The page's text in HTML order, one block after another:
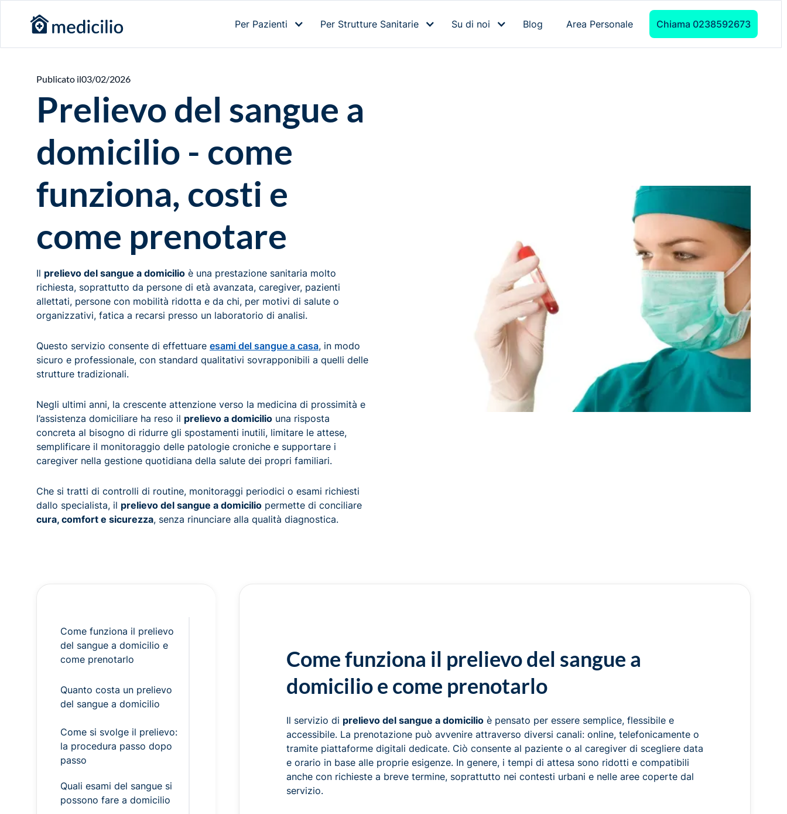
Per Pazienti Per Strutture Sanitarie Su di noi Blog Area Personale Chiama 0238592673
Publicato il03/02/2026
Prelievo del sangue a
domicilio - come
funziona, costi e
come prenotare
Il prelievo del sangue a domicilio è una prestazione sanitaria molto
richiesta, soprattutto da persone di età avanzata, caregiver, pazienti
allettati, persone con mobilità ridotta e da chi, per motivi di salute o
organizzativi, fatica a recarsi presso un laboratorio di analisi.
Questo servizio consente di effettuare esami del sangue a casa, in modo
sicuro e professionale, con standard qualitativi sovrapponibili a quelli delle
strutture tradizionali.
Negli ultimi anni, la crescente attenzione verso la medicina di prossimità e
l’assistenza domiciliare ha reso il prelievo a domicilio una risposta
concreta al bisogno di ridurre gli spostamenti inutili, limitare le attese,
semplificare il monitoraggio delle patologie croniche e supportare i
caregiver nella gestione quotidiana della salute dei propri familiari.
Che si tratti di controlli di routine, monitoraggi periodici o esami richiesti
dallo specialista, il prelievo del sangue a domicilio permette di conciliare
cura, comfort e sicurezza, senza rinunciare alla qualità diagnostica.
Come funziona il prelievo
del sangue a domicilio e
come prenotarlo
Quanto costa un prelievo
del sangue a domicilio
Come si svolge il prelievo:
la procedura passo dopo
passo
Quali esami del sangue si
possono fare a domicilio
Come funziona il prelievo del sangue a
domicilio e come prenotarlo
Il servizio di prelievo del sangue a domicilioè pensato per essere semplice, flessibile e
accessibile. La prenotazione può avvenire attraverso diversi canali: online, telefonicamente o
tramite piattaforme digitali dedicate. Ciò consente al paziente o al caregiver di scegliere data
e orario in base alle proprie esigenze. In genere, i tempi di attesa sono ridotti e compatibili
anche con richieste a breve termine, soprattutto nei contesti urbani e nelle aree coperte dal
servizio.